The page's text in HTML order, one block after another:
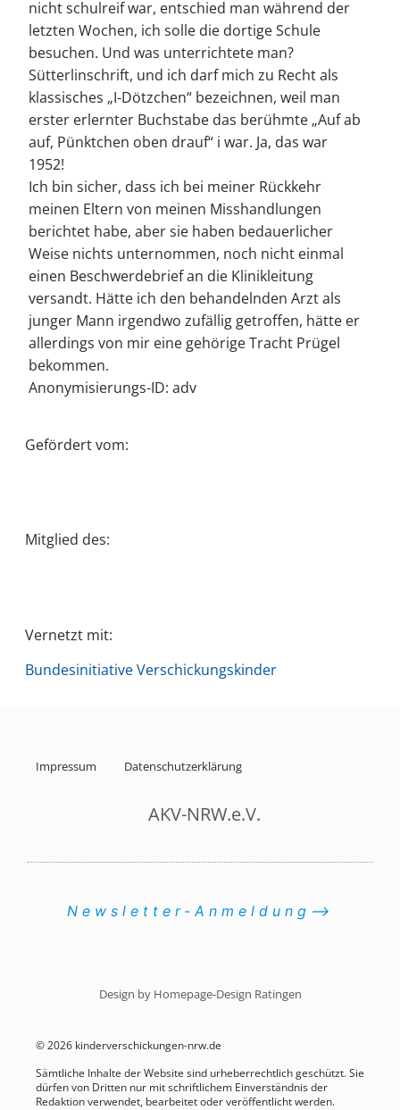
nicht schulreif war, entschied man während der
letzten Wochen, ich solle die dortige Schule
besuchen. Und was unterrichtete man?
Sütterlinschrift, und ich darf mich zu Recht als
klassisches „I-Dötzchen“ bezeichnen, weil man
erster erlernter Buchstabe das berühmte „Auf ab
auf, Pünktchen oben drauf“ i war. Ja, das war
1952!
Ich bin sicher, dass ich bei meiner Rückkehr
meinen Eltern von meinen Misshandlungen
berichtet habe, aber sie haben bedauerlicher
Weise nichts unternommen, noch nicht einmal
einen Beschwerdebrief an die Klinikleitung
versandt. Hätte ich den behandelnden Arzt als
junger Mann irgendwo zufällig getroffen, hätte er
allerdings von mir eine gehörige Tracht Prügel
bekommen.
Anonymisierungs-ID: adv
Gefördert vom:
Mitglied des:
Vernetzt mit:
Bundesinitiative Verschickungskinder
Impressum Datenschutzerklärung
AKV-NRW.e.V.
Newsletter-Anmeldung⟶
Design by Homepage-Design Ratingen
© 2026 kinderverschickungen-nrw.de
Sämtliche Inhalte der Website sind urheberrechtlich geschützt. Sie
dürfen von Dritten nur mit schriftlichem Einverständnis der
Redaktion verwendet, bearbeitet oder veröffentlicht werden.